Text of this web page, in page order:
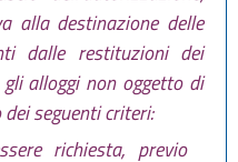
alla destinazione delle
dalle restituzioni dei
alloggi non oggetto di
seguenti criteri:
richiesta, previo